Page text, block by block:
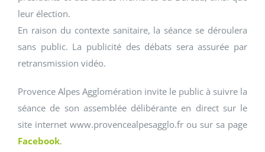
leur élection.
En raison du contexte sanitaire, la séance se déroulera
sans public. La publicité des débats sera assurée par
retransmission vidéo.
Provence Alpes Agglomération invite le public à suivre la
séance de son assemblée délibérante en direct sur le
site internet www.provencealpesagglo.fr ou sur sa page
Facebook.